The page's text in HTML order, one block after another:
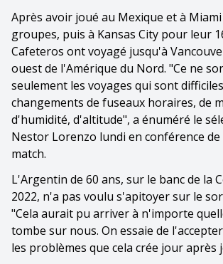
Après avoir joué au Mexique et à
groupes, puis à Kansas City pour leur
Cafeteros ont voyagé jusqu'à
ouest de l'Amérique du Nord. "Ce ne
seulement les voyages qui sont
changements de fuseaux horaires, de
d'humidité, d'altitude", a énuméré le
Nestor Lorenzo lundi en conférence
match.
L'Argentin de 60 ans, sur le banc de la
2022, n'a pas voulu s'apitoyer sur le
"Cela aurait pu arriver à n'importe
tombe sur nous. On essaie de
les problèmes que cela crée jour après